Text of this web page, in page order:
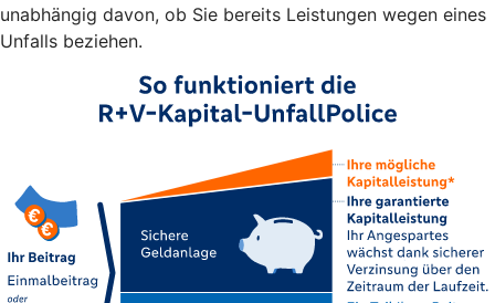
unabhängig davon, ob Sie bereits Leistungen wegen eines
Unfalls beziehen.